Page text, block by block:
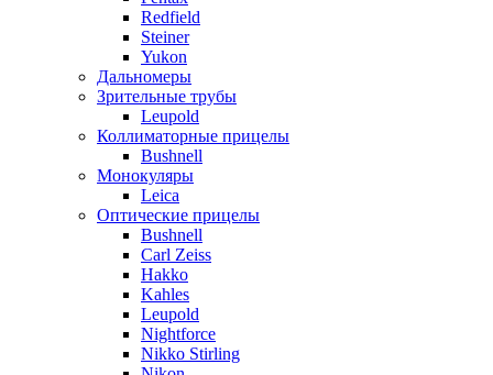
Redfield
Steiner
Yukon
Дальномеры
Зрительные трубы
Leupold
Коллиматорные прицелы
Bushnell
Монокуляры
Leica
Оптические прицелы
Bushnell
Carl Zeiss
Hakko
Kahles
Leupold
Nightforce
Nikko Stirling